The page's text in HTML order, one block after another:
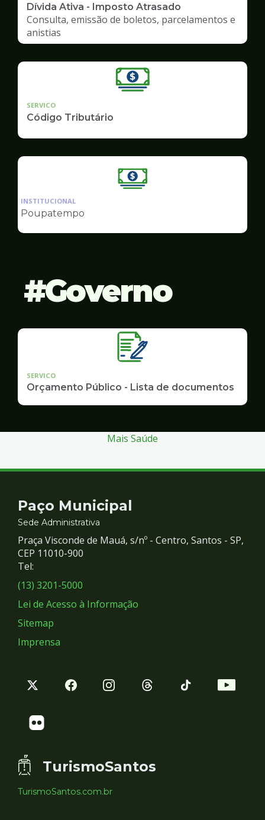
Dívida Ativa - Imposto Atrasado
Consulta, emissão de boletos, parcelamentos e
anistias
SERVICO
Código Tributário
Ilustração
Finanças
INSTITUCIONAL
Poupatempo
Governo
SERVICO
Orçamento Público - Lista de documentos
Mais Saúde
Contato
e
Redes
Sociais
Paço Municipal
Sede Administrativa
Praça Visconde de Mauá, s/nº - Centro, Santos - SP,
CEP 11010-900
Tel:
(13) 3201-5000
Lei de Acesso à Informação
Sitemap
Imprensa
TurismoSantos
TurismoSantos.com.br